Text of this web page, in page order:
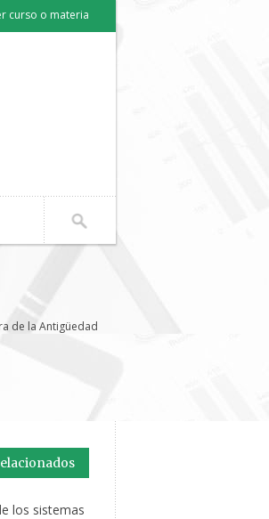
curso o materia
de la Antigüedad
los sistemas